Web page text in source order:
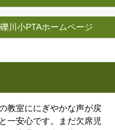
礫川小PTAホームページ
教室ににぎやかな声が戻
一安心です。まだ欠席児